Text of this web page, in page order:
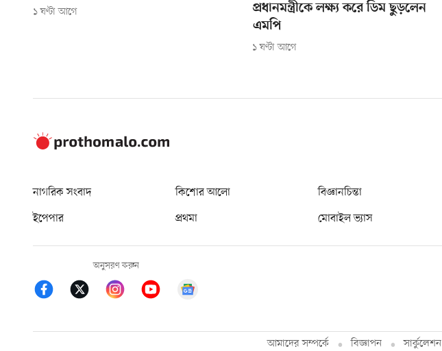
১ ঘণ্টা আগে
প্রধানমন্ত্রীকে লক্ষ্য করে ডিম ছুড়লেন
এমপি
১ ঘণ্টা আগে
নাগরিক সংবাদ কিশোর আলো বিজ্ঞানচিন্তা
ইপেপার
প্রথমা মোবাইল ভ্যাস
অনুসরণ করুন
আমাদের সম্পর্কে বিজ্ঞাপন সার্কুলেশন